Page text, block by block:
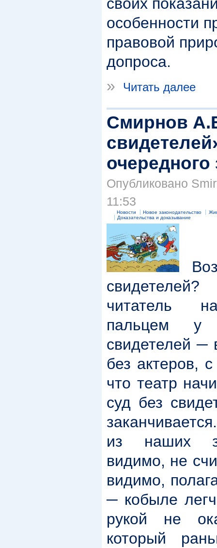
особенности
правовой
допроса.
»
Читать далее
Смирнов
очередного
Опубликовано
11:53
Новости Новое законодательство
Доказательства и доказывание
читатель
пальцем у
свидетелей ─
без актеров,
что театр
суд без
из наших
видимо, не
видимо,
─ кобыле
рукой не
который